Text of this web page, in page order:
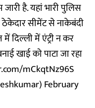
जारी है. यहां भारी पुलिस
सीमेंट से नाकेबंदी
दिल्ली में एंट्री न कर
खाई को पाटा जा रहा
mCkqtNz96S
February